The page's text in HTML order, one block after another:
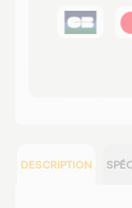
DESCRIPTION